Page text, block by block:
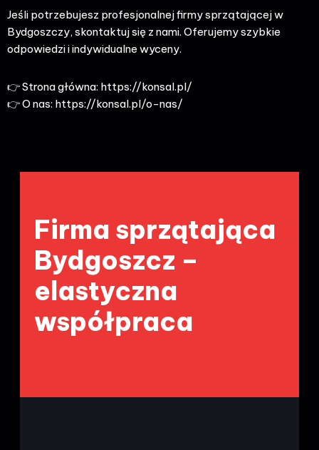
Jeśli potrzebujesz profesjonalnej firmy sprzątającej w
Bydgoszczy, skontaktuj się z nami. Oferujemy szybkie
odpowiedzi i indywidualne wyceny.
👉 Strona główna: https://konsal.pl/
👉 O nas: https://konsal.pl/o-nas/
Firma sprzątająca
Bydgoszcz –
elastyczna
współpraca